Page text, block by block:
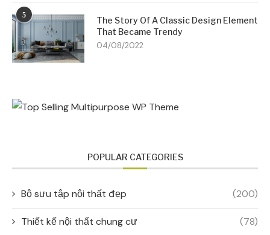
5
The Story Of A Classic Design Element
That Became Trendy
04/08/2022
POPULAR CATEGORIES
Bộ sưu tập nội thất đẹp (200)
Thiết kế nội thất chung cư (78)